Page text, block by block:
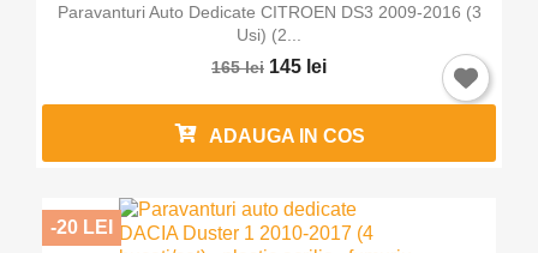
Paravanturi Auto Dedicate CITROEN DS3 2009-2016 (3
Usi) (2...
165 lei 145 lei
ADAUGA IN COS
-20 LEI
Intra in cont ×
Trebuie sa fi logat in contul de client pentru a salva
produse in Lista de Favorite.